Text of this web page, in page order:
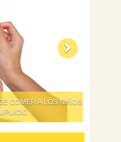
COMER A LOS NIÑOS